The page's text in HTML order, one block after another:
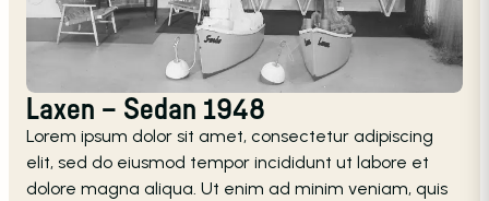
Laxen – Sedan 1948
Lorem ipsum dolor sit amet, consectetur adipiscing
elit, sed do eiusmod tempor incididunt ut labore et
dolore magna aliqua. Ut enim ad minim veniam, quis